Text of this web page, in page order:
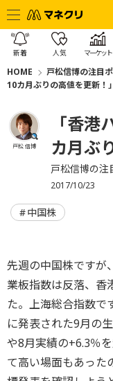
新着 人気 マーケット
HOME 戸松信博の注目
10カ月ぶりの高値を更新！」
戸松 信博
「香
カ月ぶ
戸松信博の注
2017/10/23
中国株
先週の中国株ですが
業板指数は反落、香
た。上海総合指数で
に発表された9月の
や8月実績の+6.3％
て高い場面もあった